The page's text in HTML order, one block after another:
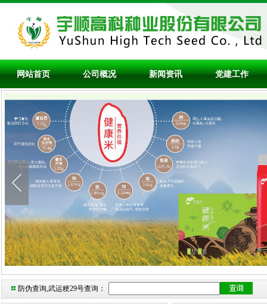
网站首页 公司概况 新闻资讯 党建工作
防伪查询,武运粳29号查询：